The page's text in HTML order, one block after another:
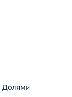
Долями